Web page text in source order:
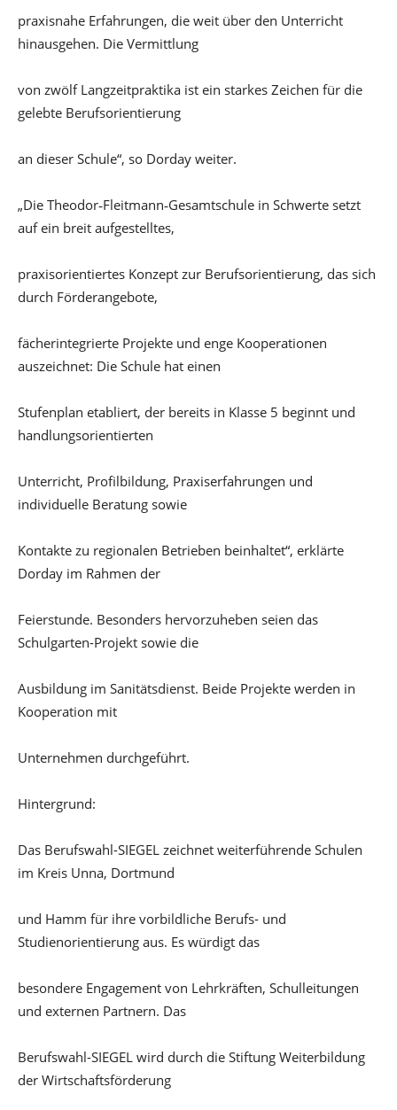
praxisnahe Erfahrungen, die weit über den Unterricht
hinausgehen. Die Vermittlung
von zwölf Langzeitpraktika ist ein starkes Zeichen für die
gelebte Berufsorientierung
an dieser Schule“, so Dorday weiter.
„Die Theodor‑Fleitmann‑Gesamtschule in Schwerte setzt
auf ein breit aufgestelltes,
praxisorientiertes Konzept zur Berufsorientierung, das sich
durch Förderangebote,
fächerintegrierte Projekte und enge Kooperationen
auszeichnet: Die Schule hat einen
Stufenplan etabliert, der bereits in Klasse 5 beginnt und
handlungsorientierten
Unterricht, Profilbildung, Praxiserfahrungen und
individuelle Beratung sowie
Kontakte zu regionalen Betrieben beinhaltet“, erklärte
Dorday im Rahmen der
Feierstunde. Besonders hervorzuheben seien das
Schulgarten-Projekt sowie die
Ausbildung im Sanitätsdienst. Beide Projekte werden in
Kooperation mit
Unternehmen durchgeführt.
Hintergrund:
Das Berufswahl-SIEGEL zeichnet weiterführende Schulen
im Kreis Unna, Dortmund
und Hamm für ihre vorbildliche Berufs- und
Studienorientierung aus. Es würdigt das
besondere Engagement von Lehrkräften, Schulleitungen
und externen Partnern. Das
Berufswahl-SIEGEL wird durch die Stiftung Weiterbildung
der Wirtschaftsförderung